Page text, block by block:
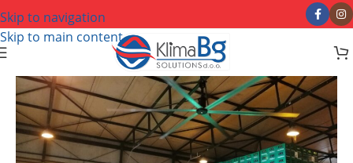
Skip to navigation
Skip to main content